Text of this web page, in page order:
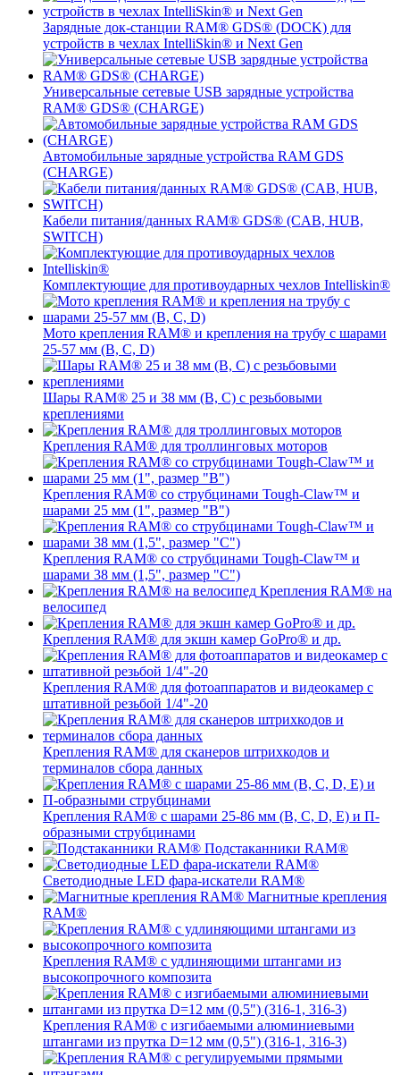
Зарядные док-станции RAM® GDS® (DOCK) для
устройств в чехлах IntelliSkin® и Next Gen
Универсальные сетевые USB зарядные устройства
RAM® GDS® (CHARGE)
Автомобильные зарядные устройства RAM GDS
(CHARGE)
Кабели питания/данных RAM® GDS® (CAB, HUB,
SWITCH)
Комплектующие для противоударных чехлов Intelliskin®
Мото крепления RAM® и крепления на трубу с шарами
25-57 мм (B, C, D)
Шары RAM® 25 и 38 мм (B, C) с резьбовыми
креплениями
Крепления RAM® для троллинговых моторов
Крепления RAM® со струбцинами Tough-Claw™ и
шарами 25 мм (1", размер "B")
Крепления RAM® со струбцинами Tough-Claw™ и
шарами 38 мм (1,5", размер "C")
Крепления RAM® на
велосипед
Крепления RAM® для экшн камер GoPro® и др.
Крепления RAM® для фотоаппаратов и видеокамер с
штативной резьбой 1/4"-20
Крепления RAM® для сканеров штрихкодов и
терминалов сбора данных
Крепления RAM® с шарами 25-86 мм (B, C, D, E) и П-
образными струбцинами
Подстаканники RAM®
Светодиодные LED фара-искатели RAM®
Магнитные крепления
RAM®
Крепления RAM® с удлиняющими штангами из
высокопрочного композита
Крепления RAM® с изгибаемыми алюминиевыми
штангами из прутка D=12 мм (0,5") (316-1, 316-3)